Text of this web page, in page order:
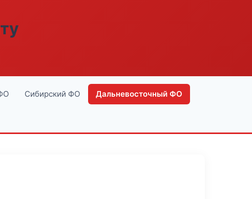
Сибирский ФО Дальневосточный ФО